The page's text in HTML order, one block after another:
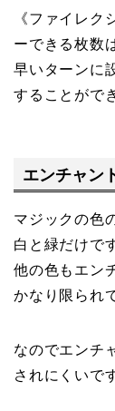
《ファイレ
ーできる枚数
早いターンに
することがで
エンチャン
マジックの色
白と緑だけで
他の色もエン
かなり限られ
なのでエンチ
されにくいで